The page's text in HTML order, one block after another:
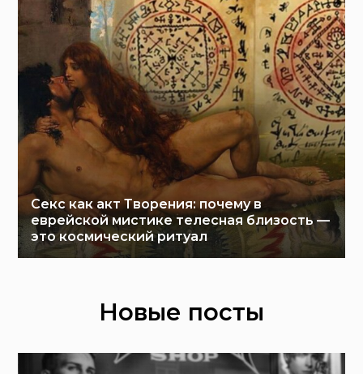
Секс как акт Творения: почему в
еврейской мистике телесная близость —
это космический ритуал
Новые посты